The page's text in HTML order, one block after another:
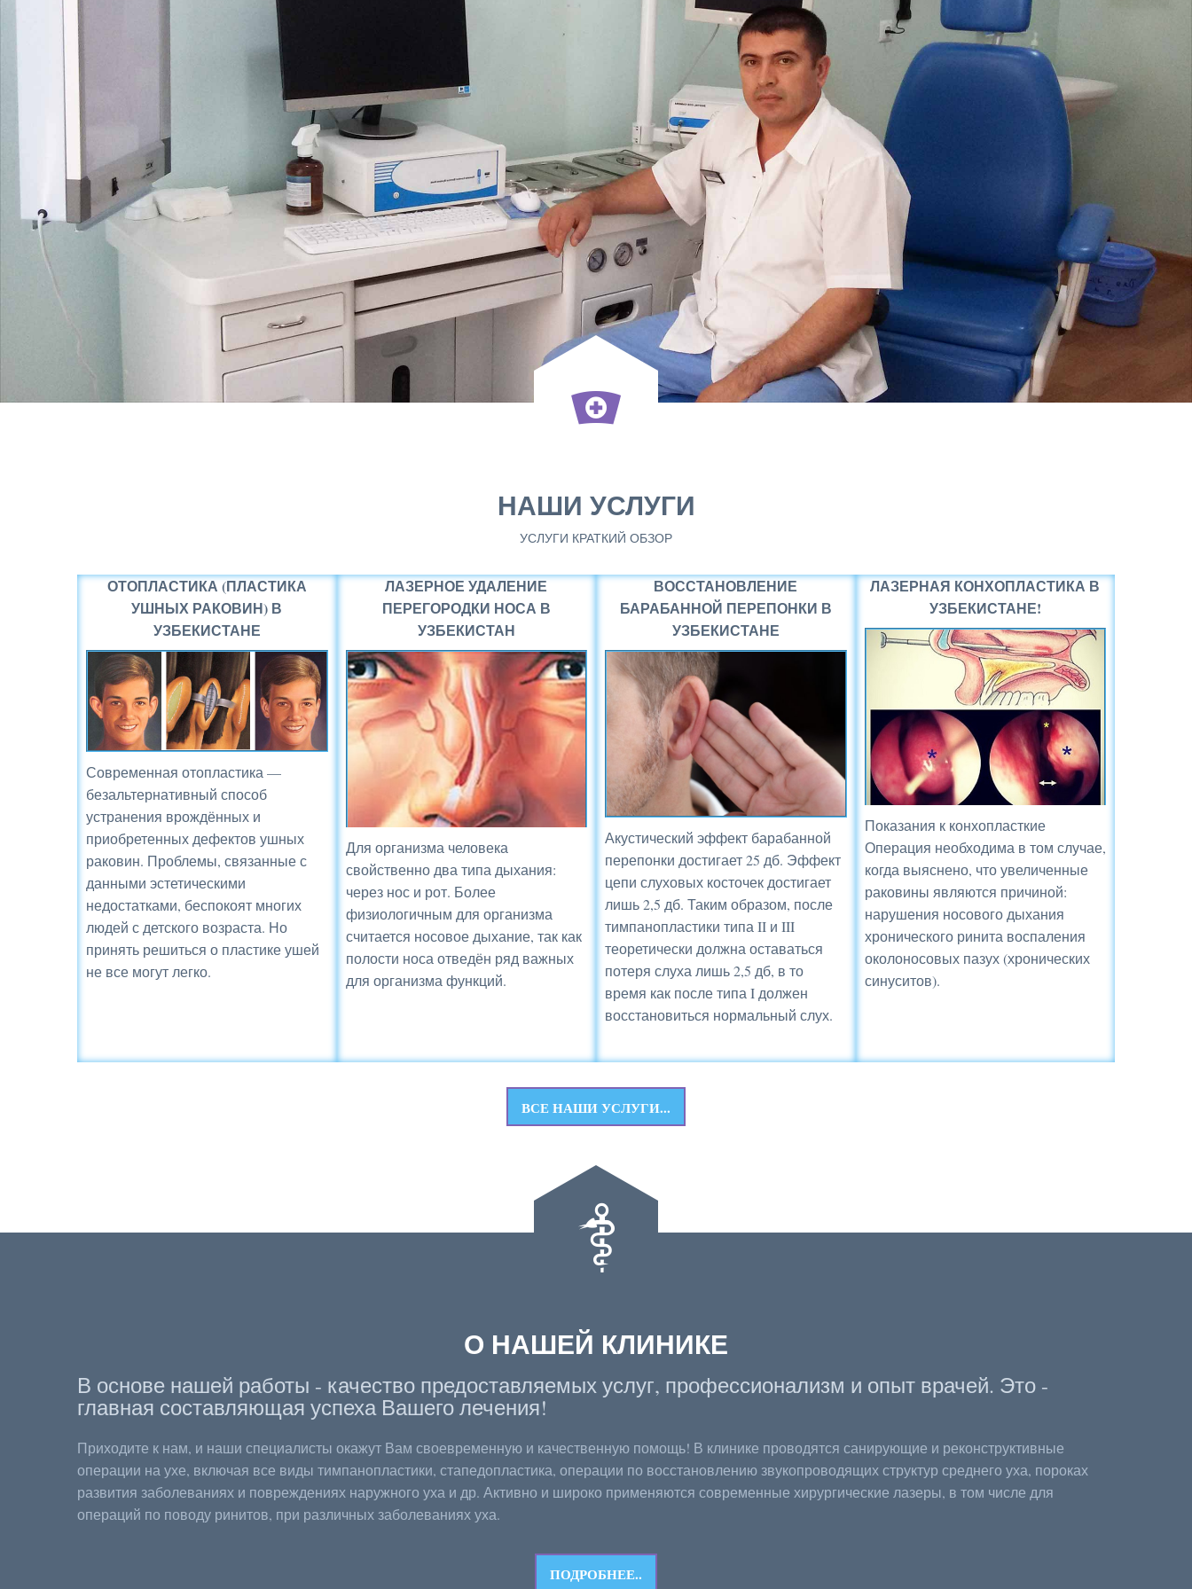
НАШИ УСЛУГИ
УСЛУГИ КРАТКИЙ ОБЗОР
ОТОПЛАСТИКА (ПЛАСТИКА
УШНЫХ РАКОВИН) В
УЗБЕКИСТАНЕ
Современная отопластика —
безальтернативный способ
устранения врождённых и
приобретенных дефектов ушных
раковин. Проблемы, связанные с
данными эстетическими
недостатками, беспокоят многих
людей с детского возраста. Но
принять решиться о пластике ушей
не все могут легко.
ЛАЗЕРНОЕ УДАЛЕНИЕ
ПЕРЕГОРОДКИ НОСА В
УЗБЕКИСТАН
Для организма человека
свойственно два типа дыхания:
через нос и рот. Более
физиологичным для организма
считается носовое дыхание, так как
полости носа отведён ряд важных
для организма функций.
ВОССТАНОВЛЕНИЕ
БАРАБАННОЙ ПЕРЕПОНКИ В
УЗБЕКИСТАНЕ
Акустический эффект барабанной
перепонки достигает 25 дб. Эффект
цепи слуховых косточек достигает
лишь 2,5 дб. Таким образом, после
тимпанопластики типа II и III
теоретически должна оставаться
потеря слуха лишь 2,5 дб, в то
время как после типа I должен
восстановиться нормальный слух.
ЛАЗЕРНАЯ КОНХОПЛАСТИКА В
УЗБЕКИСТАНЕ!
Показания к конхопласткие
Операция необходима в том случае,
когда выяснено, что увеличенные
раковины являются причиной:
нарушения носового дыхания
хронического ринита воспаления
околоносовых пазух (хронических
синуситов).
ВСЕ НАШИ УСЛУГИ...
О НАШЕЙ КЛИНИКЕ
В основе нашей работы - качество предоставляемых услуг, профессионализм и опыт врачей. Это -
главная составляющая успеха Вашего лечения!
Приходите к нам, и наши специалисты окажут Вам своевременную и качественную помощь! В клинике проводятся санирующие и реконструктивные
операции на ухе, включая все виды тимпанопластики, стапедопластика, операции по восстановлению звукопроводящих структур среднего уха, пороках
развития заболеваниях и повреждениях наружного уха и др. Активно и широко применяются современные хирургические лазеры, в том числе для
операций по поводу ринитов, при различных заболеваниях уха.
ПОДРОБНЕЕ..